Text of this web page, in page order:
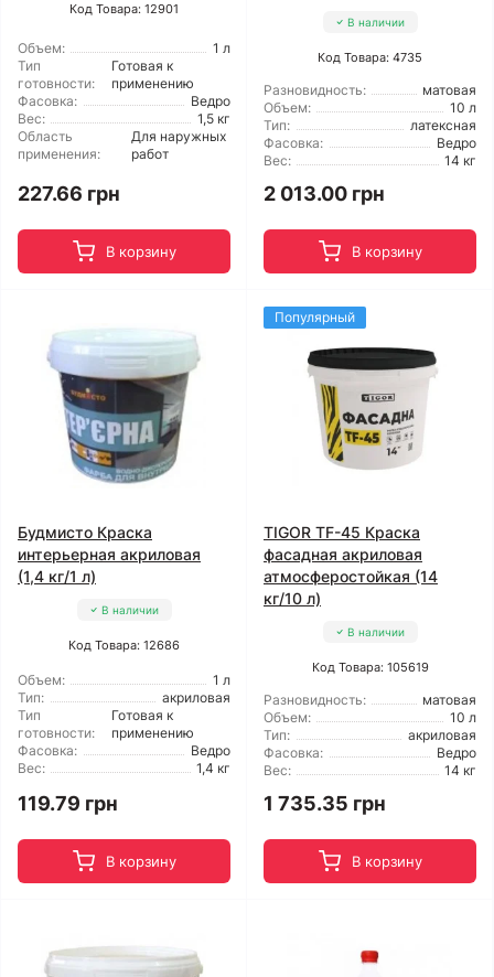
Код Товара: 12901
Объем:
1 л
Тип
готовности:
Готовая к
применению
Фасовка:
Ведро
Вес:
1,5 кг
Область
применения:
Для наружных
работ
227.66 грн
В корзину
В наличии
Код Товара: 4735
Разновидность:
матовая
Объем:
10 л
Тип:
латексная
Фасовка:
Ведро
Вес:
14 кг
2 013.00 грн
В корзину
Будмисто Краска
интерьерная акриловая
(1,4 кг/1 л)
В наличии
Код Товара: 12686
Объем:
1 л
Тип:
акриловая
Тип
готовности:
Готовая к
применению
Фасовка:
Ведро
Вес:
1,4 кг
119.79 грн
В корзину
Популярный
TIGOR TF-45 Краска
фасадная акриловая
атмосферостойкая (14
кг/10 л)
В наличии
Код Товара: 105619
Разновидность:
матовая
Объем:
10 л
Тип:
акриловая
Фасовка:
Ведро
Вес:
14 кг
1 735.35 грн
В корзину